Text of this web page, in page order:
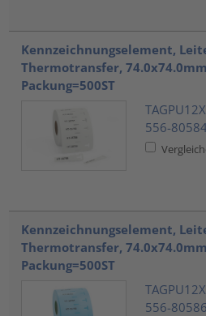
Kennzeichnungselement,
Thermotransfer,
Packung=500ST
556-80584
Kennzeichnungselement,
Thermotransfer,
Packung=500ST
556-80586